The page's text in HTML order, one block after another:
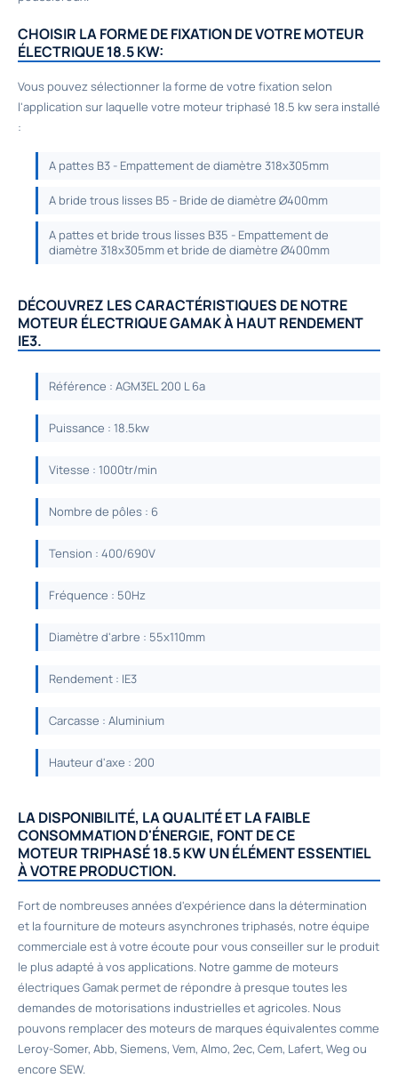
CHOISIR LA FORME DE FIXATION DE VOTRE MOTEUR
ÉLECTRIQUE 18.5 KW:
Vous pouvez sélectionner la forme de votre fixation selon
l'application sur laquelle votre moteur triphasé 18.5 kw sera installé
:
A pattes B3 - Empattement de diamètre 318x305mm
A bride trous lisses B5 - Bride de diamètre Ø400mm
A pattes et bride trous lisses B35 - Empattement de
diamètre 318x305mm et bride de diamètre Ø400mm
DÉCOUVREZ LES CARACTÉRISTIQUES DE NOTRE
MOTEUR ÉLECTRIQUE GAMAK À HAUT RENDEMENT
IE3.
Référence : AGM3EL 200 L 6a
Puissance : 18.5kw
Vitesse : 1000tr/min
Nombre de pôles : 6
Tension : 400/690V
Fréquence : 50Hz
Diamètre d'arbre : 55x110mm
Rendement : IE3
Carcasse : Aluminium
Hauteur d'axe : 200
LA DISPONIBILITÉ, LA QUALITÉ ET LA FAIBLE
CONSOMMATION D'ÉNERGIE, FONT DE CE
MOTEUR TRIPHASÉ 18.5 KW UN ÉLÉMENT ESSENTIEL
À VOTRE PRODUCTION.
Fort de nombreuses années d'expérience dans la détermination
et la fourniture de moteurs asynchrones triphasés, notre équipe
commerciale est à votre écoute pour vous conseiller sur le produit
le plus adapté à vos applications. Notre gamme de moteurs
électriques Gamak permet de répondre à presque toutes les
demandes de motorisations industrielles et agricoles. Nous
pouvons remplacer des moteurs de marques équivalentes comme
Leroy-Somer, Abb, Siemens, Vem, Almo, 2ec, Cem, Lafert, Weg ou
encore SEW.